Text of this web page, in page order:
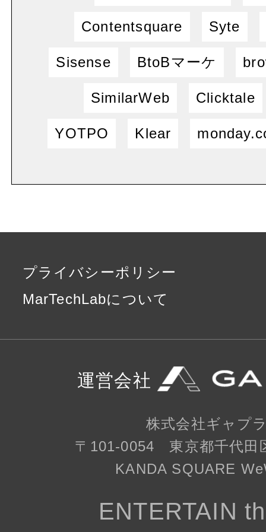
Contentsquare Syte
Sisense BtoBマーケ
SimilarWeb Clicktale
YOTPO Klear
プライバシーポリシー
MarTechLabについて
運営会社
株式会社ギャプ
〒101-0054 東京都千代田
KANDA SQUARE
ENTERTAIN